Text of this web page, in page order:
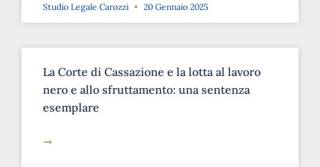
Studio Legale Carozzi 20 Gennaio 2025
La Corte di Cassazione e la lotta al lavoro
nero e allo sfruttamento: una sentenza
esemplare
➞